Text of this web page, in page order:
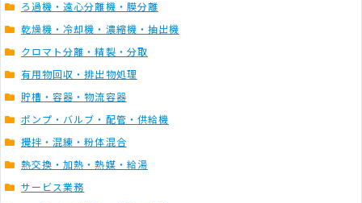
ろ過機・遠心分離機・膜分離
乾燥機・冷却機・濃縮機・抽出機
クロマト分離・精製・分取
有用物回収・排出物処理
貯槽・容器・物流容器
ポンプ・バルブ・配管・供給機
攪拌・混練・粉体混合
熱交換・加熱・熱媒・給湯
サービス業務